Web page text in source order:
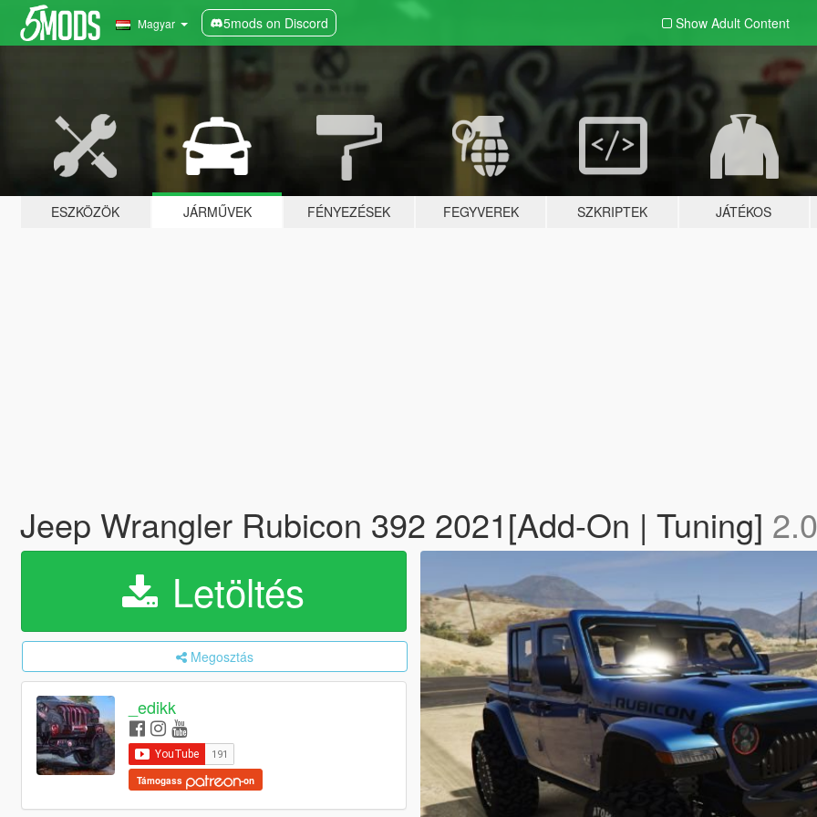
Magyar 5mods on Discord Show Adult Content
ESZKÖZÖK JÁRMŰVEK FÉNYEZÉSEK FEGYVEREK SZKRIPTEK JÁTÉKOS
Jeep Wrangler Rubicon 392 2021[Add-On | Tuning] 2.0
Letöltés
Megosztás
_edikk
Támogass -on